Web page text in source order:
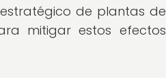
de plantas de
mitigar estos efectos